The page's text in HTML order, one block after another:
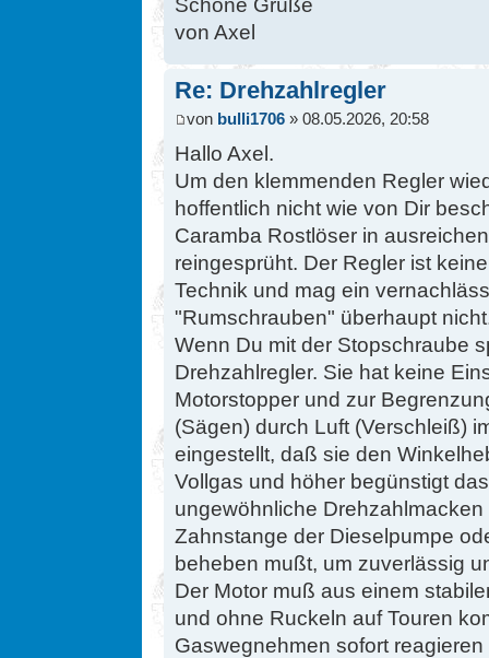
von Axel
Re: Drehzahlregler
von bulli1706 » 08.05.2026, 20:58
Hallo Axel.
Um den klemmenden Regler
hoffentlich nicht wie von Dir
Caramba Rostlöser in
reingesprüht. Der Regler ist
Technik und mag ein
"Rumschrauben" überhaupt
Wenn Du mit der Stopschraube
Drehzahlregler. Sie hat keine
Motorstopper und zur
(Sägen) durch Luft (Verschleiß)
eingestellt, daß sie den
Vollgas und höher begünstigt
ungewöhnliche
Zahnstange der Dieselpumpe
beheben mußt, um zuverlässig
Der Motor muß aus einem
und ohne Ruckeln auf Touren
Gaswegnehmen sofort